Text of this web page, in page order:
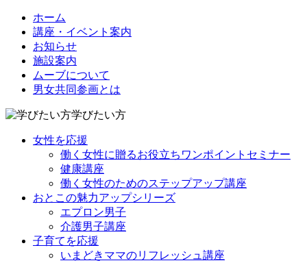
ホーム
講座・イベント案内
お知らせ
施設案内
ムーブについて
男女共同参画とは
学びたい方
女性を応援
働く女性に贈るお役立ちワンポイントセミナー
健康講座
働く女性のためのステップアップ講座
おとこの魅力アップシリーズ
エプロン男子
介護男子講座
子育てを応援
いまどきママのリフレッシュ講座